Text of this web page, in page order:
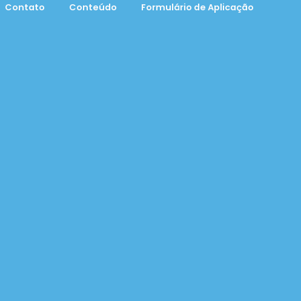
Contato Conteúdo Formulário de Aplicação